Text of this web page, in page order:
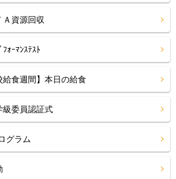
資源回収
ｫｰﾏﾝｽﾃｽﾄ
食週間】本日の給食
委員認証式
グラム